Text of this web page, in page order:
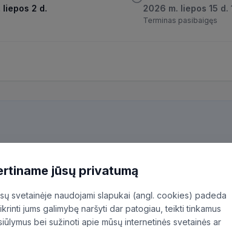
liepos 2 d. 2026 m. liepos 15 d.
Terminas pasibaigęs
pirkimą ir patiksliname 35,96% BVPŽ kodų, kad
jūsų privatumą
svetainėje naudojami slapukai (angl. cookies) padeda
jums galimybę naršyti dar patogiau, teikti tinkamus
bei sužinoti apie mūsų internetinės svetainės ar